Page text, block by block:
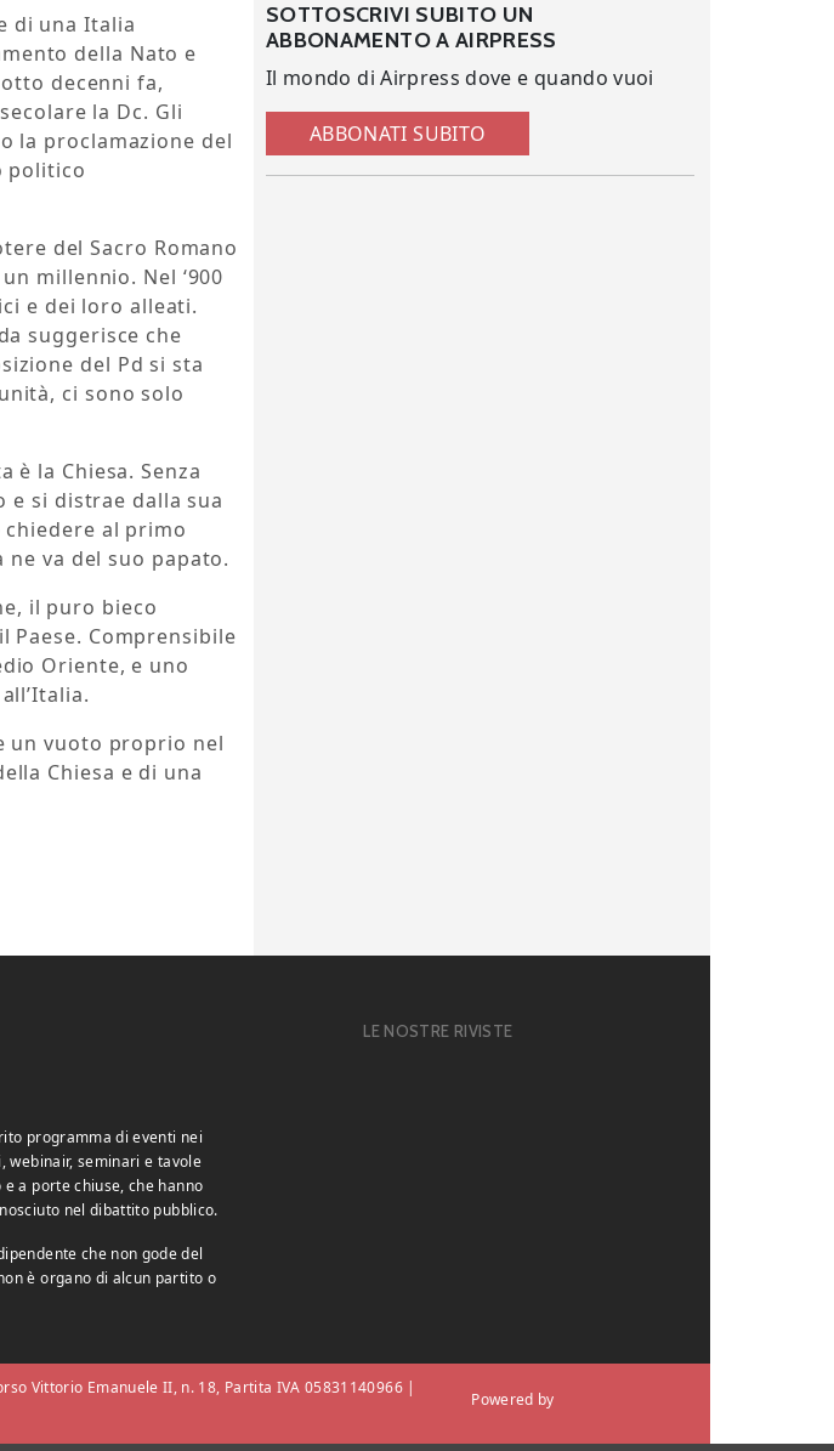
di una Italia
della Nato e
decenni fa,
la Dc. Gli
la proclamazione del
politico
del Sacro Romano
millennio. Nel ‘900
e dei loro alleati.
suggerisce che
del Pd si sta
ci sono solo
la Chiesa. Senza
e si distrae dalla sua
al primo
va del suo papato.
il puro bieco
Comprensibile
Oriente, e uno
un vuoto proprio nel
Chiesa e di una
SOTTOSCRIVI SUBITO UN
ABBONAMENTO A AIRPRESS
Il mondo di Airpress dove e quando vuoi
ABBONATI SUBITO
programma di eventi nei
webinair, seminari e tavole
a porte chiuse, che hanno
nel dibattito pubblico.
che non gode del
è organo di alcun partito o
LE NOSTRE RIVISTE
Vittorio Emanuele II, n. 18, Partita IVA 05831140966 |
Powered by